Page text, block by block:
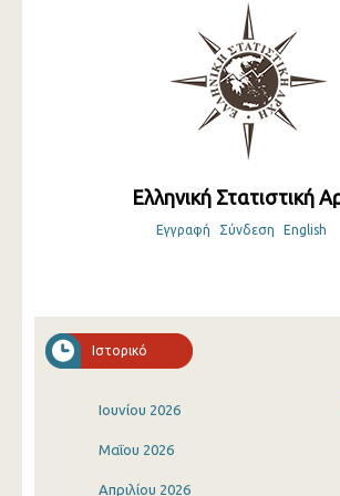
Ελληνική Στατιστική
Εγγραφή Σύνδεση English
Ιστορικό
Ιουνίου 2026
Μαΐου 2026
Απριλίου 2026